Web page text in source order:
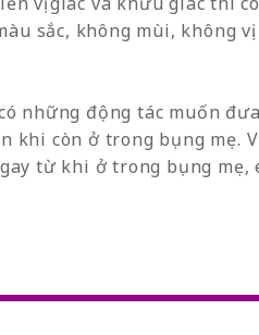
sắc, không mùi, không
những động tác muốn
khi còn ở trong bụng mẹ.
từ khi ở trong bụng mẹ,